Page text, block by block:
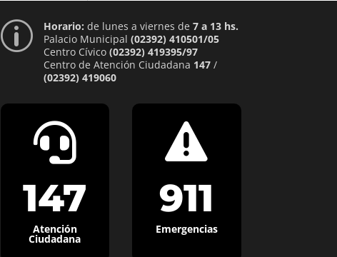
p Horario: de lunes a viernes de 7 a 13 hs.
Palacio Municipal (02392) 410501/05
Centro Cívico (02392) 419395/97
Centro de Atención Ciudadana 147/
(02392) 419060

147
Atención
Ciudadana

911
Emergencias